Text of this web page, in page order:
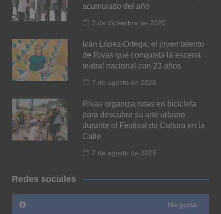
acumulado del año
2 de diciembre de 2025
Iván López-Ortega, el joven talento
de Rivas que conquista la escena
teatral nacional con 23 años
7 de agosto de 2026
Rivas organiza rutas en bicicleta
para descubrir su arte urbano
durante el Festival de Cultura en la
Calle
7 de agosto de 2026
Redes sociales
Me gusta